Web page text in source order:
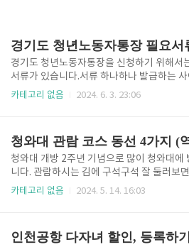
경기도 청년노동자통장을 신청하기 위해서
서류가 있습니다.서류 하나하나 발급하는
기 힘들기 때문에, 직접 빠르게 다운로드하여
기 * 모든 서류는 24년 5월 24일 이후의 발
합니다. 1. 참여신청서온라인 신청할 때, 홈
작성하시면 됩니다.2. 신청자격 자가진단 및
확인·동의서온라인 신청할 때, 홈페이지에서
고, 서명하시면 됩니다.3. 개인정보 수집·이
것입니다.발..
카테고리 없음 2024. 6. 3. 23:06
청와대 개방 2주년 기념으로 많이 청와대에
니다. 관람하시는 김에 구석구석 잘 둘러보
대표적으로 많이 관람하는 청와대 관람 코스
본관 > 6분 이동 > 영빈관 > 4분 이동 > 정문
카테고리 없음 2024. 5. 14. 16:03
인천공항 다자녀 할인, 등록하기